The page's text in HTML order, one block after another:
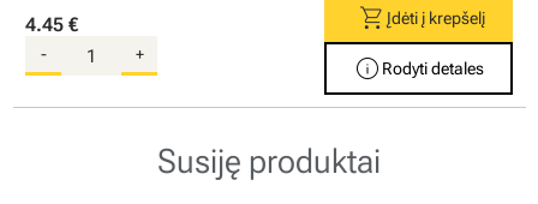
4.45 €
- +
shopping_cartĮdėti į krepšelį
info Rodyti detales
Susiję produktai